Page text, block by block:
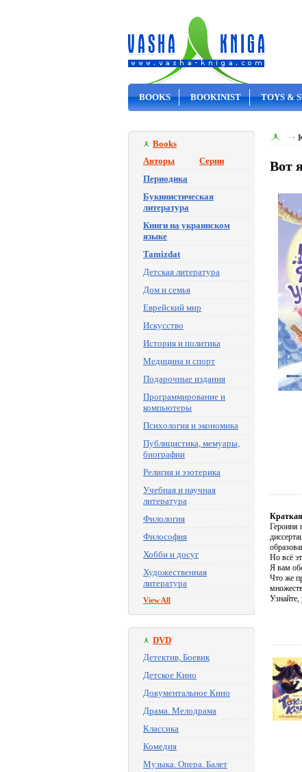
BOOKS BOOKINIST TOYS &
Books
Авторы
Серии
Периодика
Букинистическая
литература
Книги на украинском
языке
Tamizdat
Детская литература
Дом и семья
Еврейский мир
Искусство
История и политика
Медицина и спорт
Подарочные издания
Программирование и
компьютеры
Психология и экономика
Публицистика, мемуары,
биографии
Религия и эзотерика
Учебная и научная
литература
Филология
Философия
Хобби и досуг
Художественная
литература
View All
DVD
Детектив, Боевик
Детское Кино
Документальное Кино
Драма. Мелодрама
Классика
Комедия
Музыка. Опера. Балет
Вот
Героиня
Но всё
Я вам
Что же
Узнайте,